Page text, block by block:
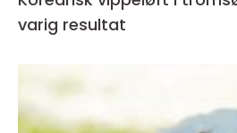
varig resultat